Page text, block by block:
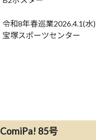
令和8年春巡業2026.4.1(水)
宝塚スポーツセンター
ComiPa! 85号